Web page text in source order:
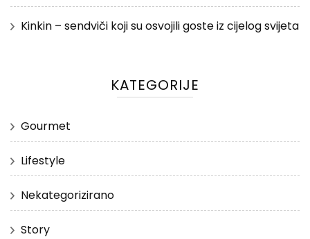
Kinkin – sendviči koji su osvojili goste iz cijelog svijeta
KATEGORIJE
Gourmet
Lifestyle
Nekategorizirano
Story